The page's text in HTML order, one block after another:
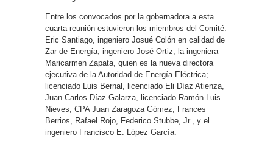
Entre los convocados por la gobernadora a esta
cuarta reunión estuvieron los miembros del Comité:
Eric Santiago, ingeniero Josué Colón en calidad de
Zar de Energía; ingeniero José Ortiz, la ingeniera
Maricarmen Zapata, quien es la nueva directora
ejecutiva de la Autoridad de Energía Eléctrica;
licenciado Luis Bernal, licenciado Eli Díaz Atienza,
Juan Carlos Díaz Galarza, licenciado Ramón Luis
Nieves, CPA Juan Zaragoza Gómez, Frances
Berrios, Rafael Rojo, Federico Stubbe, Jr., y el
ingeniero Francisco E. López García.